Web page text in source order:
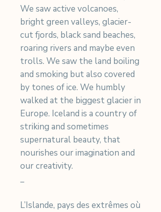
We saw active volcanoes,
bright green valleys, glacier-
cut fjords, black sand beaches,
roaring rivers and maybe even
trolls. We saw the land boiling
and smoking but also covered
by tones of ice. We humbly
walked at the biggest glacier in
Europe. Iceland is a country of
striking and sometimes
supernatural beauty, that
nourishes our imagination and
our creativity.
L’Islande, pays des extrêmes où